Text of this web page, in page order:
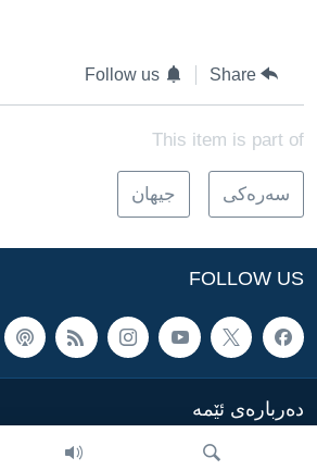
Share
Follow us
This item is part of
سه‌ره‌کی جیهان
FOLLOW US
ده‌رباره‌ی ئێمه‌